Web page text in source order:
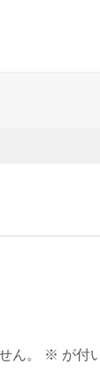
ん。 ※ が付